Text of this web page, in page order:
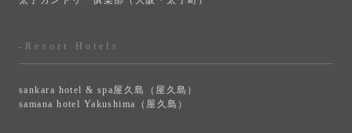
-Resort Hotels
sankara hotel & spa屋久島（屋久島）
samana hotel Yakushima（屋久島）